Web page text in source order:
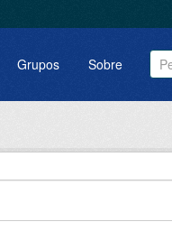
Grupos Sobre